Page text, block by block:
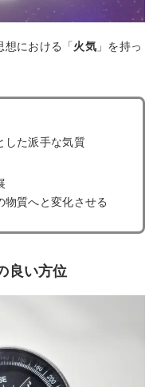
想における「火気 」を持っ
した派手な気質
質へと変化させる
良い方位